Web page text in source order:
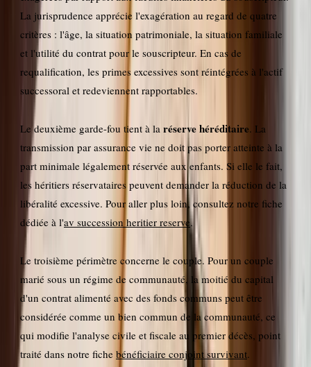
La jurisprudence apprécie l'exagération au regard de quatre
critères : l'âge, la situation patrimoniale, la situation familiale
et l'utilité du contrat pour le souscripteur. En cas de
requalification, les primes excessives sont réintégrées à l'actif
successoral et redeviennent rapportables.
Le deuxième garde-fou tient à la réserve héréditaire. La
transmission par assurance vie ne doit pas porter atteinte à la
part minimale légalement réservée aux enfants. Si elle le fait,
les héritiers réservataires peuvent demander la réduction de la
libéralité excessive. Pour aller plus loin, consultez notre fiche
dédiée à l'av succession heritier reserve.
Le troisième périmètre concerne le couple. Pour un couple
marié sous un régime de communauté, la moitié du capital
d'un contrat alimenté avec des fonds communs peut être
considérée comme un bien commun de la communauté, ce
qui modifie l'analyse civile et fiscale au premier décès, point
traité dans notre fiche bénéficiaire conjoint survivant.